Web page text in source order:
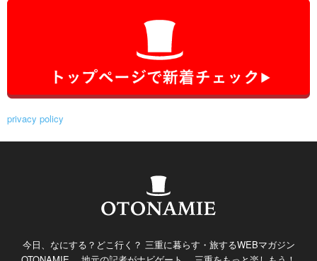
privacy policy
今日、なにする？どこ行く？ 三重に暮らす・旅するWEBマガジン